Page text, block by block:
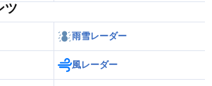
ツ
雨雪レーダー
風レーダー